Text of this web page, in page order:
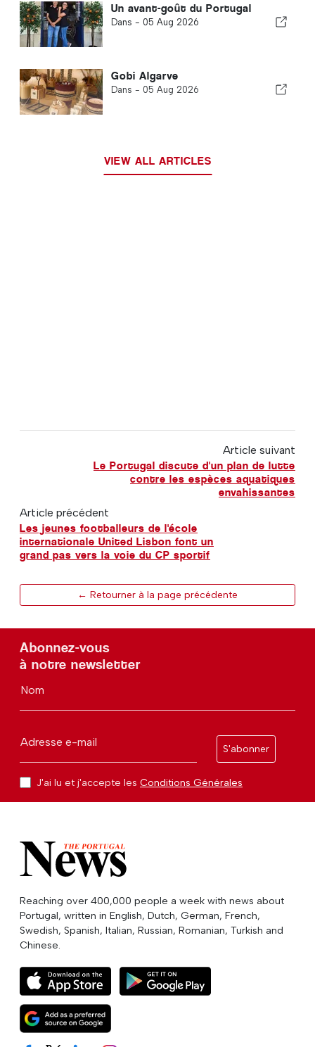
Un avant-goût du Portugal
Dans - 05 Aug 2026
Gobi Algarve
Dans - 05 Aug 2026
VIEW ALL ARTICLES
Article suivant
Le Portugal discute d'un plan de lutte
contre les espèces aquatiques
envahissantes
Article précédent
Les jeunes footballeurs de l'école
internationale United Lisbon font un
grand pas vers la voie du CP sportif
← Retourner à la page précédente
Abonnez-vous
à notre newsletter
Nom
Adresse e-mail
S'abonner
J'ai lu et j'accepte les Conditions Générales
Reaching over 400,000 people a week with news about
Portugal, written in English, Dutch, German, French,
Swedish, Spanish, Italian, Russian, Romanian, Turkish and
Chinese.